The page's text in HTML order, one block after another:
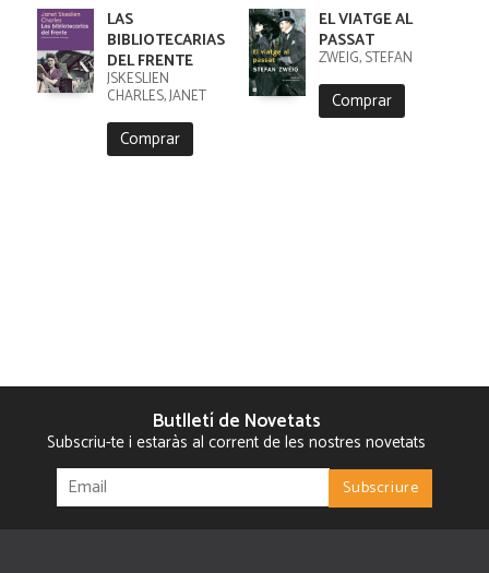
LAS
BIBLIOTECARIAS
DEL FRENTE
JSKESLIEN
CHARLES, JANET
Comprar
EL VIATGE AL
PASSAT
ZWEIG, STEFAN
Comprar
Butlletí de Novetats
Subscriu-te i estaràs al corrent de les nostres novetats